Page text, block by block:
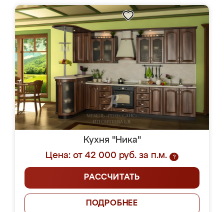
Кухня "Ника"
Цена: от 42 000 руб. за п.м.
?
РАССЧИТАТЬ
ПОДРОБНЕЕ